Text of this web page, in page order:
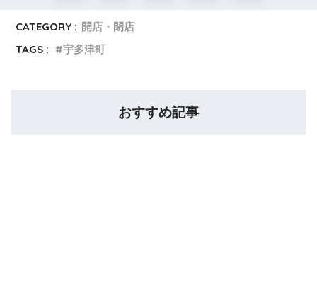
CATEGORY : 開店・閉店
TAGS :
宇多津町
おすすめ記事